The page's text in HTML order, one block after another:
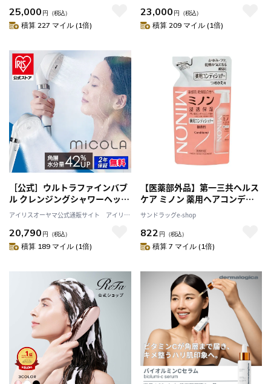
25,000 円 （税込）
積算 227 マイル (1倍)
23,000 円 （税込）
積算 209 マイル (1倍)
［公式］ウルトラファインバブ
ル クレンジングシャワーヘッド
SH01E アイリスオーヤマ
micola ミコラ [安心延長保証対
象]
アイリスオーヤマ公式通販サイト アイリス
20,790 円 （税込）
積算 189 マイル (1倍)
【医薬部外品】第一三共ヘルス
ケア ミノン 薬用ヘアコンディ
ショナー 詰め替え 380ml
サンドラッグe-shop
822 円 （税込）
積算 7 マイル (1倍)